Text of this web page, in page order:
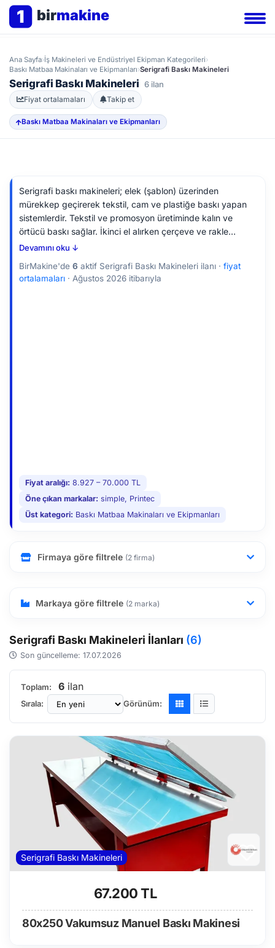
1 birmakine
Ana Sayfa›İş Makineleri ve Endüstriyel Ekipman Kategorileri›
Baskı Matbaa Makinaları ve Ekipmanları›Serigrafi Baskı Makineleri
Serigrafi Baskı Makineleri 6 ilan
Fiyat ortalamaları Takip et
Baskı Matbaa Makinaları ve Ekipmanları
Serigrafi baskı makineleri; elek (şablon) üzerinden
mürekkep geçirerek tekstil, cam ve plastiğe baskı yapan
sistemlerdir. Tekstil ve promosyon üretiminde kalın ve
örtücü baskı sağlar. İkinci el alırken çerçeve ve rakle
durumunu, kurutma ünitesini, ayar mekanizmalarını, motor
Devamını oku ↓
BirMakine'de 6 aktif Serigrafi Baskı Makineleri ilanı · fiyat
ortalamaları · Ağustos 2026 itibarıyla
Fiyat aralığı: 8.927 – 70.000 TL
Öne çıkan markalar: simple, Printec
Üst kategori: Baskı Matbaa Makinaları ve Ekipmanları
Firmaya göre filtrele (2 firma)
Markaya göre filtrele (2 marka)
Serigrafi Baskı Makineleri İlanları (6)
Son güncelleme: 17.07.2026
Toplam: 6 ilan
Sırala: Görünüm:
Serigrafi Baskı Makineleri
67.200 TL
80x250 Vakumsuz Manuel Baskı Makinesi